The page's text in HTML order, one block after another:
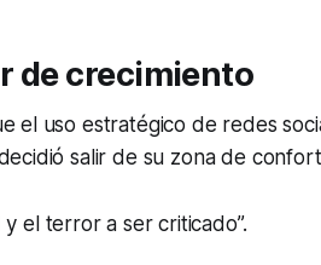
de crecimiento
el uso estratégico de redes
salir de su zona de
el terror a ser criticado”.